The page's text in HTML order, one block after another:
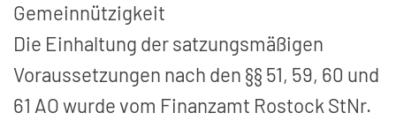
Gemeinnützigkeit
Die Einhaltung der satzungsmäßigen
Voraussetzungen nach den §§ 51, 59, 60 und
61 AO wurde vom Finanzamt Rostock StNr.